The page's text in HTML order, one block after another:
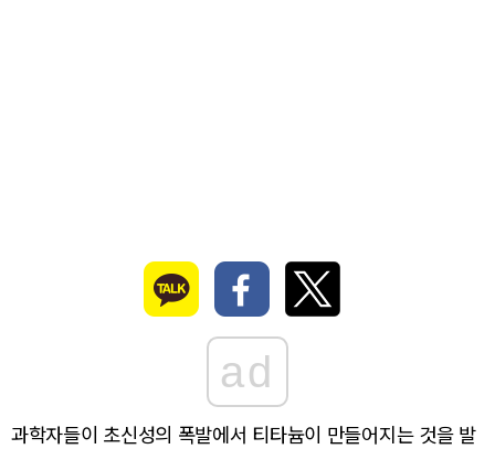
ad
과학자들이 초신성의 폭발에서 티타늄이 만들어지는 것을 발